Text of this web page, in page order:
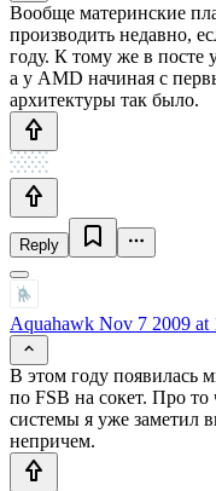
Вообще материнские
производить недавно,
году. К тому же в посте
а у AMD начиная с
архитектуры так было.
Reply
Aquahawk Nov 7 2009 at
В этом году появилась
по FSB на сокет. Про
системы я уже заметил
непричем.